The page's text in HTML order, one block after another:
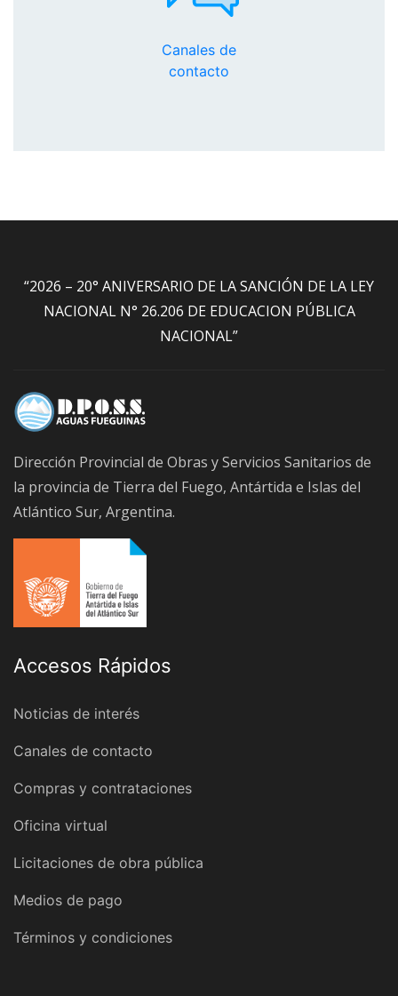
Canales de
contacto
“2026 – 20° ANIVERSARIO DE LA SANCIÓN DE LA LEY
NACIONAL N° 26.206 DE EDUCACION PÚBLICA
NACIONAL”
Dirección Provincial de Obras y Servicios Sanitarios de
la provincia de Tierra del Fuego, Antártida e Islas del
Atlántico Sur, Argentina.
Accesos Rápidos
Noticias de interés
Canales de contacto
Compras y contrataciones
Oficina virtual
Licitaciones de obra pública
Medios de pago
Términos y condiciones